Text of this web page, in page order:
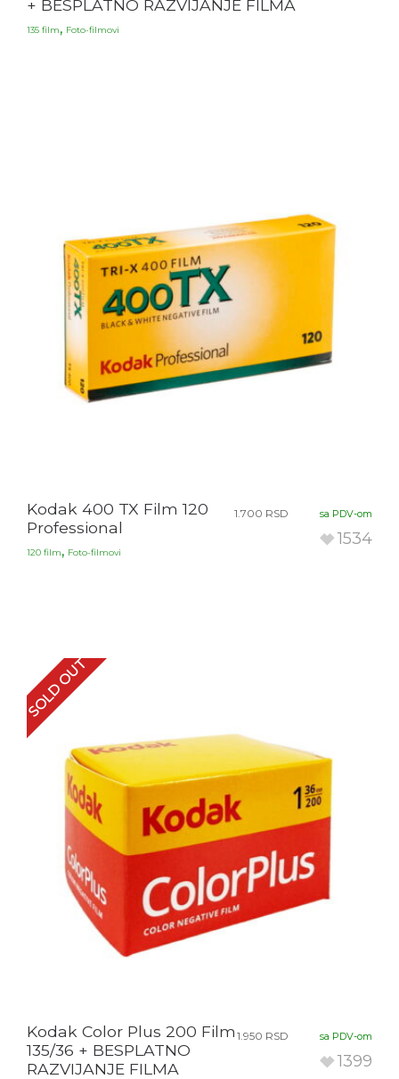
+ BESPLATNO RAZVIJANJE FILMA
135 film, Foto-filmovi
Kodak 400 TX Film 120
Professional
120 film, Foto-filmovi
1.700 RSD sa PDV-om
1534
SOLD OUT
Kodak Color Plus 200 Film
135/36 + BESPLATNO
RAZVIJANJE FILMA
1.950 RSD sa PDV-om
1399